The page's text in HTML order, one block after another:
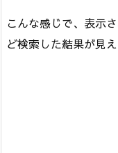
こんな感じで、表示
ど検索した結果が見